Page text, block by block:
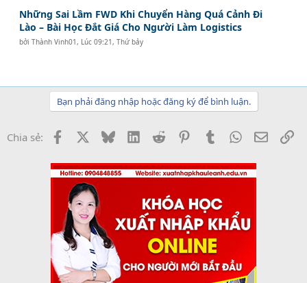
Những Sai Lầm FWD Khi Chuyển Hàng Quá Cảnh Đi
Lào – Bài Học Đắt Giá Cho Người Làm Logistics
bởiThành Vinh01 , Lúc 09:21, Thứ bảy
Bạn phải đăng nhập hoặc đăng ký để bình luận.
Chia sẻ: Facebook BlueskyLinkedInReddit PinterestTumblrWhatsApp
Email